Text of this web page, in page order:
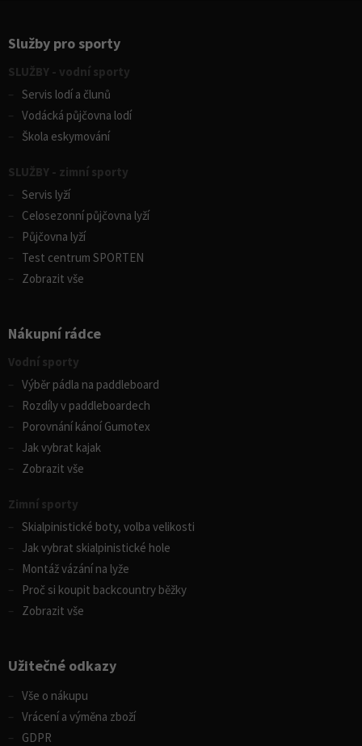
Služby pro sporty
SLUŽBY - vodní sporty
Servis lodí a člunů
Vodácká půjčovna lodí
Škola eskymování
SLUŽBY - zimní sporty
Servis lyží
Celosezonní půjčovna lyží
Půjčovna lyží
Test centrum SPORTEN
Zobrazit vše
Nákupní rádce
Vodní sporty
Výběr pádla na paddleboard
Rozdíly v paddleboardech
Porovnání kánoí Gumotex
Jak vybrat kajak
Zobrazit vše
Zimní sporty
Skialpinistické boty, volba velikosti
Jak vybrat skialpinistické hole
Montáž vázání na lyže
Proč si koupit backcountry běžky
Zobrazit vše
Užitečné odkazy
Vše o nákupu
Vrácení a výměna zboží
GDPR